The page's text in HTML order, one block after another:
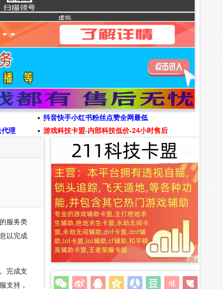
抖音快手小红书粉丝点赞全网最低
代理
游戏科技卡盟-内部科技低价-24小时售后
服务类
以完成
完成支
支持，